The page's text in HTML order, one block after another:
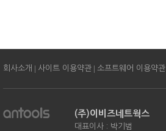
회사소개 | 사이트 이용약관 | 소프트웨어 이용약관
(주)이비즈네트웍스
대표이사 : 박기범